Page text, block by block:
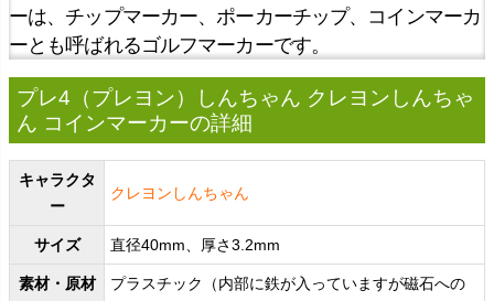
ーは、チップマーカー、ポーカーチップ、コインマーカ
ーとも呼ばれるゴルフマーカーです。
プレ4（プレヨン）しんちゃん クレヨンしんちゃ
ん コインマーカーの詳細
キャラクタ
ー
クレヨンしんちゃん
サイズ 直径40mm、厚さ3.2mm
素材・原材
プラスチック（内部に鉄が入っていますが磁石への